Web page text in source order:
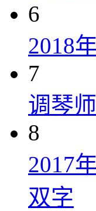
6
2018
7
调琴
8
2017
双字